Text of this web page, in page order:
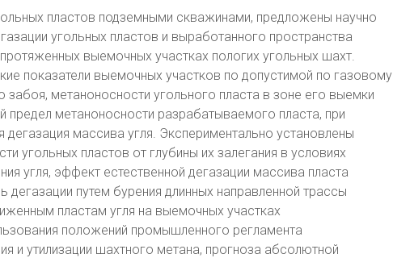
пластов подземными скважинами, предложены научно
угольных пластов и выработанного пространства
выемочных участках пологих угольных шахт.
показатели выемочных участков по допустимой по газовому
забоя, метаноносности угольного пласта в зоне его выемки
метаноносности разрабатываемого пласта, при
массива угля. Экспериментально установлены
угольных пластов от глубины их залегания в условиях
угля, эффект естественной дегазации массива пласта
путем бурения длинных направленной трассы
пластам угля на выемочных участках
положений промышленного регламента
и утилизации шахтного метана, прогноза абсолютной